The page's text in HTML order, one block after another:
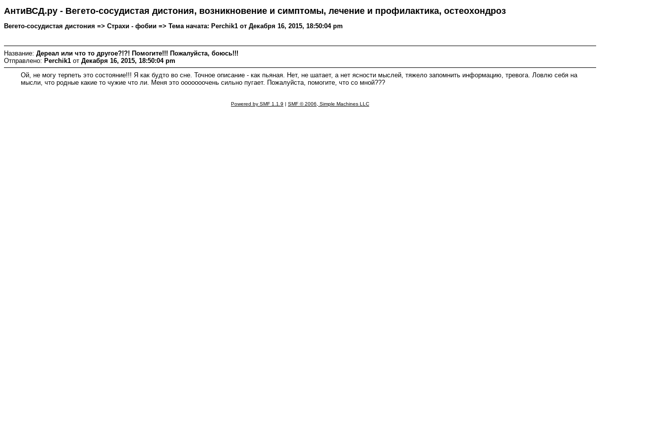
АнтиВСД.ру - Вегето-сосудистая дистония, возникновение и симптомы, лечение и профилактика, остеохондроз
Вегето-сосудистая дистония => Страхи - фобии => Тема начата: Perchik1 от Декабря 16, 2015, 18:50:04 pm
Название: Дереал или что то другое?!?! Помогите!!! Пожалуйста, боюсь!!!
Отправлено: Perchik1 от Декабря 16, 2015, 18:50:04 pm
Ой, не могу терпеть это состояние!!! Я как будто во сне. Точное описание - как пьяная. Нет, не шатает, а нет ясности мыслей, тяжело запомнить информацию, тревога. Ловлю себя на
мысли, что родные какие то чужие что ли. Меня это ооооооочень сильно пугает. Пожалуйста, помогите, что со мной???
Powered by SMF 1.1.9 | SMF © 2006, Simple Machines LLC